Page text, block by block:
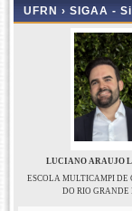
UFRN › SIGAA -
LUCIANO ARAUJO
ESCOLA MULTICAMPI DE
DO RIO GRANDE